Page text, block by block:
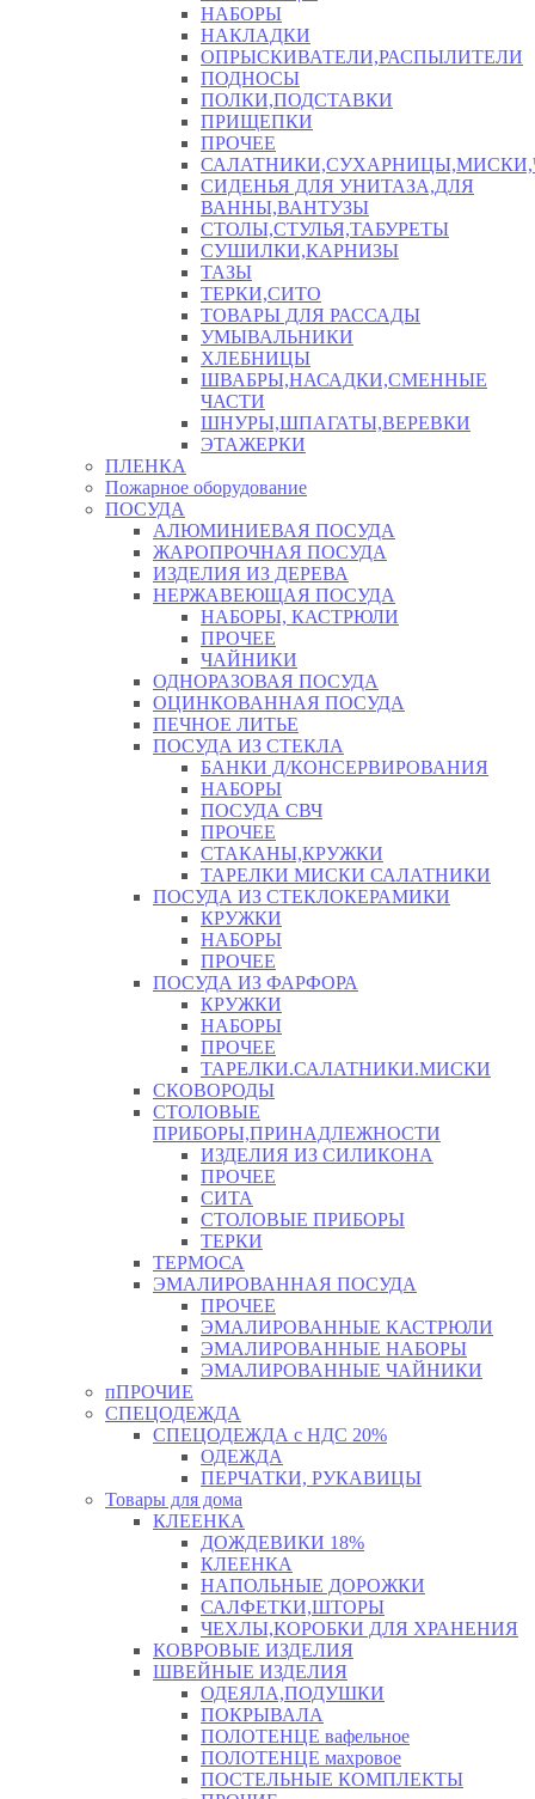
НАБОРЫ
НАКЛАДКИ
ОПРЫСКИВАТЕЛИ,РАСПЫЛИТЕЛИ
ПОДНОСЫ
ПОЛКИ,ПОДСТАВКИ
ПРИЩЕПКИ
ПРОЧЕЕ
СИДЕНЬЯ ДЛЯ УНИТАЗА,ДЛЯ
ВАННЫ,ВАНТУЗЫ
СТОЛЫ,СТУЛЬЯ,ТАБУРЕТЫ
СУШИЛКИ,КАРНИЗЫ
ТАЗЫ
ТЕРКИ,СИТО
ТОВАРЫ ДЛЯ РАССАДЫ
УМЫВАЛЬНИКИ
ХЛЕБНИЦЫ
ШВАБРЫ,НАСАДКИ,СМЕННЫЕ
ЧАСТИ
ШНУРЫ,ШПАГАТЫ,ВЕРЕВКИ
ЭТАЖЕРКИ
ПЛЕНКА
Пожарное оборудование
ПОСУДА
АЛЮМИНИЕВАЯ ПОСУДА
ЖАРОПРОЧНАЯ ПОСУДА
ИЗДЕЛИЯ ИЗ ДЕРЕВА
НЕРЖАВЕЮЩАЯ ПОСУДА
НАБОРЫ, КАСТРЮЛИ
ПРОЧЕЕ
ЧАЙНИКИ
ОДНОРАЗОВАЯ ПОСУДА
ОЦИНКОВАННАЯ ПОСУДА
ПЕЧНОЕ ЛИТЬЕ
ПОСУДА ИЗ СТЕКЛА
БАНКИ Д/КОНСЕРВИРОВАНИЯ
НАБОРЫ
ПОСУДА СВЧ
ПРОЧЕЕ
СТАКАНЫ,КРУЖКИ
ТАРЕЛКИ МИСКИ САЛАТНИКИ
ПОСУДА ИЗ СТЕКЛОКЕРАМИКИ
КРУЖКИ
НАБОРЫ
ПРОЧЕЕ
ПОСУДА ИЗ ФАРФОРА
КРУЖКИ
НАБОРЫ
ПРОЧЕЕ
ТАРЕЛКИ.САЛАТНИКИ.МИСКИ
СКОВОРОДЫ
СТОЛОВЫЕ
ПРИБОРЫ,ПРИНАДЛЕЖНОСТИ
ИЗДЕЛИЯ ИЗ СИЛИКОНА
ПРОЧЕЕ
СИТА
СТОЛОВЫЕ ПРИБОРЫ
ТЕРКИ
ТЕРМОСА
ЭМАЛИРОВАННАЯ ПОСУДА
ПРОЧЕЕ
ЭМАЛИРОВАННЫЕ КАСТРЮЛИ
ЭМАЛИРОВАННЫЕ НАБОРЫ
ЭМАЛИРОВАННЫЕ ЧАЙНИКИ
пПРОЧИЕ
СПЕЦОДЕЖДА
СПЕЦОДЕЖДА с НДС 20%
ОДЕЖДА
ПЕРЧАТКИ, РУКАВИЦЫ
Товары для дома
КЛЕЕНКА
ДОЖДЕВИКИ 18%
КЛЕЕНКА
НАПОЛЬНЫЕ ДОРОЖКИ
САЛФЕТКИ,ШТОРЫ
ЧЕХЛЫ,КОРОБКИ ДЛЯ ХРАНЕНИЯ
КОВРОВЫЕ ИЗДЕЛИЯ
ШВЕЙНЫЕ ИЗДЕЛИЯ
ОДЕЯЛА,ПОДУШКИ
ПОКРЫВАЛА
ПОЛОТЕНЦЕ вафельное
ПОЛОТЕНЦЕ махровое
ПОСТЕЛЬНЫЕ КОМПЛЕКТЫ